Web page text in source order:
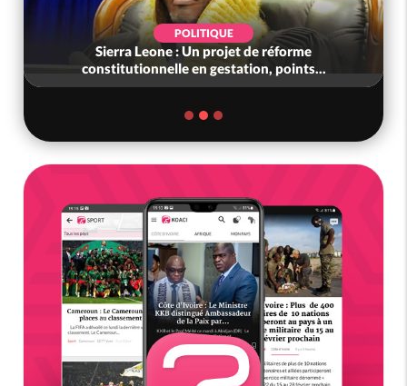
POLITIQUE
Sierra Leone : Un projet de réforme
constitutionnelle en gestation, points...